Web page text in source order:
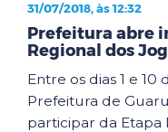
31/07/2018, às 12:32
Prefeitura abre
Regional dos
Entre os dias 1 e 10
Prefeitura de
participar da Etapa